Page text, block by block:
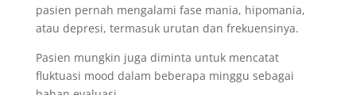
pasien pernah mengalami fase mania, hipomania,
atau depresi, termasuk urutan dan frekuensinya.
Pasien mungkin juga diminta untuk mencatat
fluktuasi mood dalam beberapa minggu sebagai